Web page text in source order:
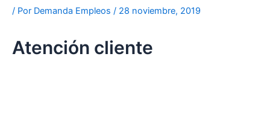
/ Por Demanda Empleos / 28 noviembre, 2019
Atención cliente